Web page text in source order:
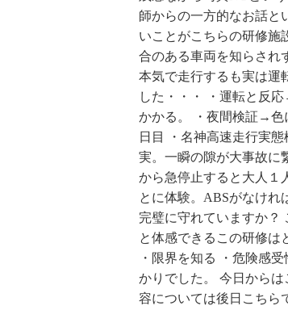
師からの一方的なお話と
いことがこちらの研修
合のある車両を知らされ
本気で走行するも実は運
した・・・ ・運転と反
かかる。 ・夜間検証→
日目 ・名神高速走行実
実。一瞬の隙が大事故に
から急停止すると大人１
とに体験。ABSがなけれ
完璧に守れていますか？
と体感できるこの研修は
・限界を知る ・危険感
かりでした。 今日から
容については後日こちら